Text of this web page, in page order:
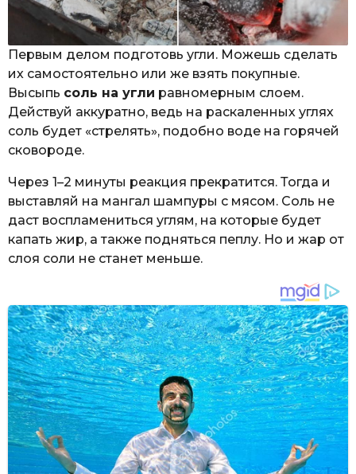
Первым делом подготовь угли. Можешь сделать
их самостоятельно или же взять покупные.
Высыпь соль на угли равномерным слоем.
Действуй аккуратно, ведь на раскаленных углях
соль будет «стрелять», подобно воде на горячей
сковороде.
Через 1–2 минуты реакция прекратится. Тогда и
выставляй на мангал шампуры с мясом. Соль не
даст воспламениться углям, на которые будет
капать жир, а также подняться пеплу. Но и жар от
слоя соли не станет меньше.